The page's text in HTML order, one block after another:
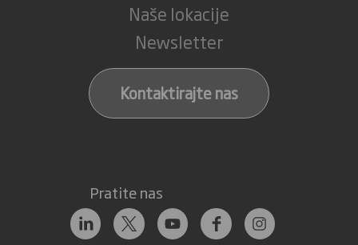
Naše lokacije
Newsletter
Kontaktirajte nas
Pratite nas